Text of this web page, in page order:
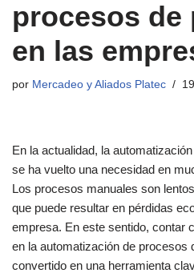
procesos de
en las
por Mercadeo y Aliados Platec
En la actualidad, la
se ha vuelto una necesidad en
Los procesos manuales son
que puede resultar en pérdidas
empresa. En este sentido, contar
en la automatización de procesos
convertido en una herramienta